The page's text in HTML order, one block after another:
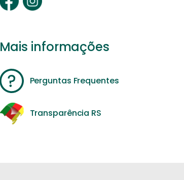
Mais informações
Perguntas Frequentes
Transparência RS